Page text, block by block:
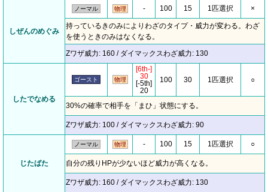
しぜんのめぐみ
ノーマル 物理 - 100 15 1匹選択 ×
持っているきのみによりわざのタイプ・威力が変わる。わざ
を使うときのみはなくなる。
Zワザ威力: 160 / ダイマックスわざ威力: 130
したでなめる
ゴースト 物理
[6th-]
30
[-5th]
20
100 30 1匹選択 ○
30%の確率で相手を「まひ」状態にする。
Zワザ威力: 100 / ダイマックスわざ威力: 90
じたばた
ノーマル 物理 - 100 15 1匹選択 ○
自分の残りHPが少ないほど威力が高くなる。
Zワザ威力: 160 / ダイマックスわざ威力: 130